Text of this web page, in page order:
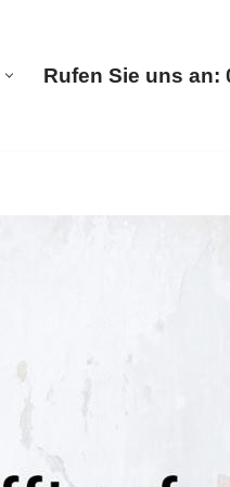
Rufen Sie uns an: